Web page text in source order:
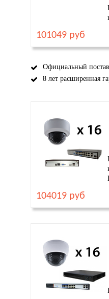
101049 руб
Официальный
8 лет расширенная
104019 руб